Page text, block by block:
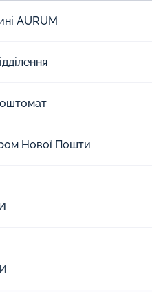
AURUM
Нової Пошти